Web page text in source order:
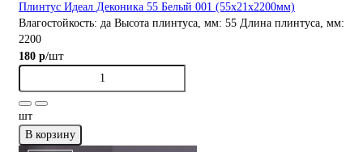
Плинтус Идеал Деконика 55 Белый 001 (55х21х2200мм)
Влагостойкость: да Высота плинтуса, мм: 55 Длина плинтуса, мм:
2200
180 р/шт
шт
В корзину